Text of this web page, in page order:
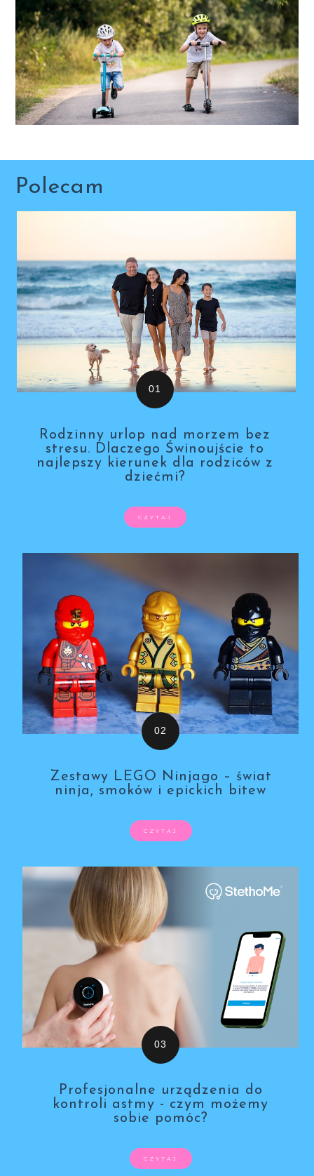
Polecam
Rodzinny urlop nad morzem bez
stresu. Dlaczego Świnoujście to
najlepszy kierunek dla rodziców z
dziećmi?
CZYTAJ
Zestawy LEGO Ninjago – świat
ninja, smoków i epickich bitew
CZYTAJ
Profesjonalne urządzenia do
kontroli astmy - czym możemy
sobie pomóc?
CZYTAJ